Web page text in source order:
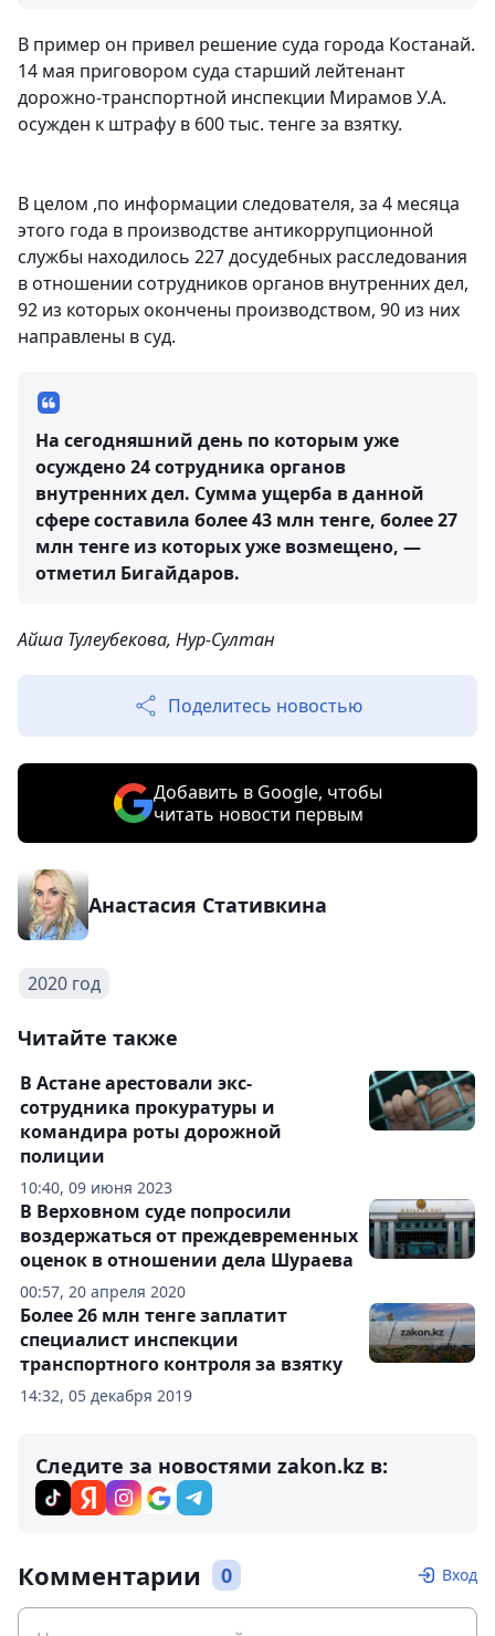
В пример он привел решение суда города Костанай.
14 мая приговором суда старший лейтенант
дорожно-транспортной инспекции Мирамов У.А.
осужден к штрафу в 600 тыс. тенге за взятку.
В целом ,по информации следователя, за 4 месяца
этого года в производстве антикоррупционной
службы находилось 227 досудебных расследования
в отношении сотрудников органов внутренних дел,
92 из которых окончены производством, 90 из них
направлены в суд.
На сегодняшний день по которым уже
осуждено 24 сотрудника органов
внутренних дел. Сумма ущерба в данной
сфере составила более 43 млн тенге, более 27
млн тенге из которых уже возмещено, —
отметил Бигайдаров.
Айша Тулеубекова, Нур-Султан
Поделитесь новостью
Добавить в Google, чтобы
читать новости первым
Анастасия Стативкина
2020 год
Читайте также
10:40, 09 июня 2023
В Астане арестовали экс-
сотрудника прокуратуры и
командира роты дорожной
полиции
00:57, 20 апреля 2020
В Верховном суде попросили
воздержаться от преждевременных
оценок в отношении дела Шураева
14:32, 05 декабря 2019
Более 26 млн тенге заплатит
специалист инспекции
транспортного контроля за взятку
Следите за новостями zakon.kz в:
Комментарии 0 Вход